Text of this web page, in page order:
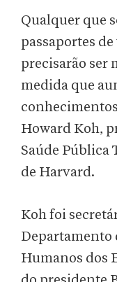
Qualquer que
passaportes de
precisarão ser
medida que
Howard Koh,
Saúde Pública
de Harvard.
Koh foi
Departamento
Humanos dos